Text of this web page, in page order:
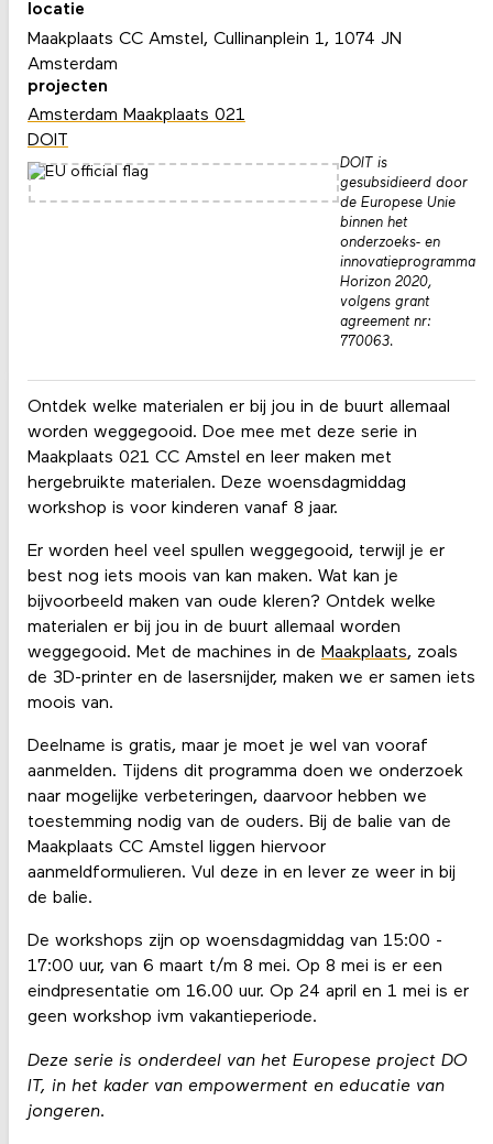
Ontdek welke materialen er bij jou in de buurt allemaal
worden weggegooid. Doe mee met deze serie in
Maakplaats 021 CC Amstel en leer maken met
hergebruikte materialen. Deze woensdagmiddag
workshop is voor kinderen vanaf 8 jaar.
Er worden heel veel spullen weggegooid, terwijl je er
best nog iets moois van kan maken. Wat kan je
bijvoorbeeld maken van oude kleren? Ontdek welke
materialen er bij jou in de buurt allemaal worden
weggegooid. Met de machines in de Maakplaats, zoals
de 3D-printer en de lasersnijder, maken we er samen iets
moois van.
Deelname is gratis, maar je moet je wel van vooraf
aanmelden. Tijdens dit programma doen we onderzoek
naar mogelijke verbeteringen, daarvoor hebben we
toestemming nodig van de ouders. Bij de balie van de
Maakplaats CC Amstel liggen hiervoor
aanmeldformulieren. Vul deze in en lever ze weer in bij
de balie.
De workshops zijn op woensdagmiddag van 15:00 -
17:00 uur, van 6 maart t/m 8 mei. Op 8 mei is er een
eindpresentatie om 16.00 uur. Op 24 april en 1 mei is er
geen workshop ivm vakantieperiode.
Deze serie is onderdeel van het Europese project DO
IT, in het kader van empowerment en educatie van
jongeren.
locatie
Maakplaats CC Amstel, Cullinanplein 1, 1074 JN
Amsterdam
projecten
Amsterdam Maakplaats 021
DOIT
DOIT is
gesubsidieerd door
de Europese Unie
binnen het
onderzoeks- en
innovatieprogramma
Horizon 2020,
volgens grant
agreement nr:
770063.